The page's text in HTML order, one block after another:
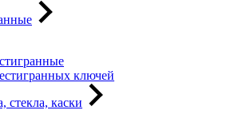
ключей
стекла, каски